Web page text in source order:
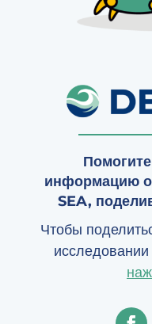
информацию
SEA,
Чтобы
исследовании